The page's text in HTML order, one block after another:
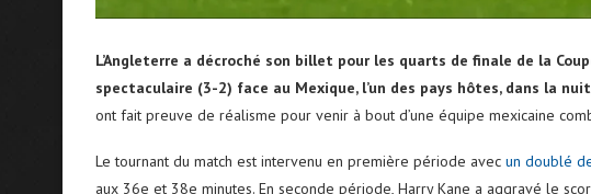
L’Angleterre a décroché son billet pour les quarts de finale de la
spectaculaire (3-2) face au Mexique, l’un des pays hôtes, dans la
ont fait preuve de réalisme pour venir à bout d’une équipe mexicaine
Le tournant du match est intervenu en première période avec un doublé
aux 36e et 38e minutes. En seconde période, Harry Kane a aggravé le